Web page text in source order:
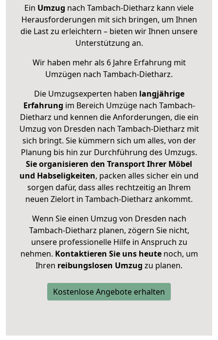
Ein Umzug nach Tambach-Dietharz kann viele
Herausforderungen mit sich bringen, um Ihnen
die Last zu erleichtern – bieten wir Ihnen unsere
Unterstützung an.
Wir haben mehr als 6 Jahre Erfahrung mit
Umzügen nach Tambach-Dietharz.
Die Umzugsexperten haben langjährige
Erfahrung im Bereich Umzüge nach Tambach-
Dietharz und kennen die Anforderungen, die ein
Umzug von Dresden nach Tambach-Dietharz mit
sich bringt. Sie kümmern sich um alles, von der
Planung bis hin zur Durchführung des Umzugs.
Sie organisieren den Transport Ihrer Möbel
und Habseligkeiten, packen alles sicher ein und
sorgen dafür, dass alles rechtzeitig an Ihrem
neuen Zielort in Tambach-Dietharz ankommt.
Wenn Sie einen Umzug von Dresden nach
Tambach-Dietharz planen, zögern Sie nicht,
unsere professionelle Hilfe in Anspruch zu
nehmen. Kontaktieren Sie uns heutenoch, um
Ihren reibungslosen Umzug zu planen.
Kostenlose Angebote erhalten